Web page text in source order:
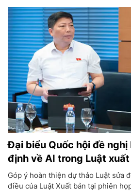
Đại biểu Quốc hội đề
định về AI trong Luật
Góp ý hoàn thiện dự thảo Luật sửa
điều của Luật Xuất bản tại phiên